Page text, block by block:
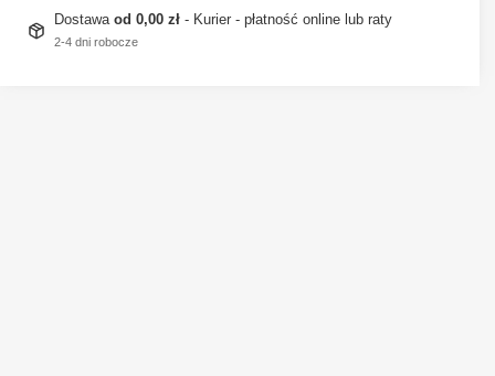
Dostawa od 0,00 zł - Kurier - płatność online lub raty
2-4 dni robocze